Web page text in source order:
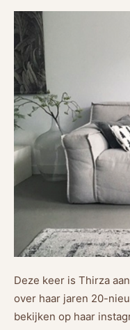
Deze keer is Thirza
over haar jaren 20-
bekijken op haar